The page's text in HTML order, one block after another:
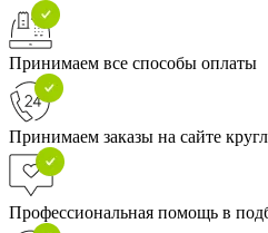
Принимаем все способы оплаты
Принимаем заказы на сайте
Профессиональная помощь в